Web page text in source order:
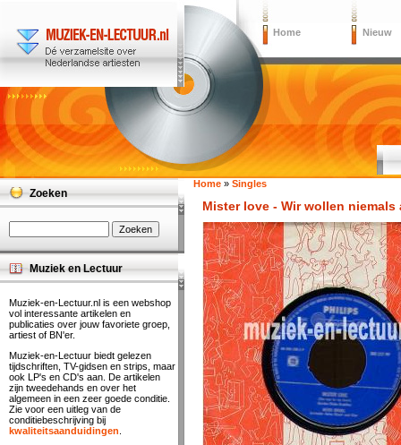
Home Nieuw
Home » Singles
Mister love - Wir wollen
Zoeken
Muziek en Lectuur
Muziek-en-Lectuur.nl is een webshop
vol interessante artikelen en
publicaties over jouw favoriete groep,
artiest of BN'er.
Muziek-en-Lectuur biedt gelezen
tijdschriften, TV-gidsen en strips, maar
ook LP's en CD's aan. De artikelen
zijn tweedehands en over het
algemeen in een zeer goede conditie.
Zie voor een uitleg van de
conditiebeschrijving bij
kwaliteitsaanduidingen